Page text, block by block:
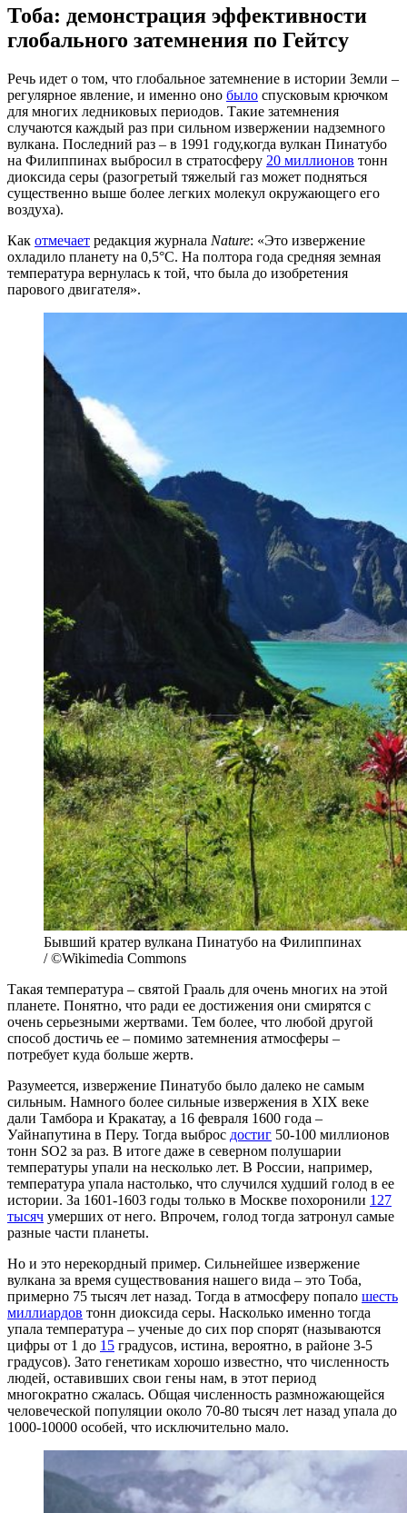
Тоба: демонстрация эффективности
глобального затемнения по Гейтсу
Речь идет о том, что глобальное затемнение в истории Земли –
регулярное явление, и именно оно было спусковым крючком
для многих ледниковых периодов. Такие затемнения
случаются каждый раз при сильном извержении надземного
вулкана. Последний раз – в 1991 году,когда вулкан Пинатубо
на Филиппинах выбросил в стратосферу 20 миллионов тонн
диоксида серы (разогретый тяжелый газ может подняться
существенно выше более легких молекул окружающего его
воздуха).
Как отмечает редакция журнала Nature: «Это извержение
охладило планету на 0,5°C. На полтора года средняя земная
температура вернулась к той, что была до изобретения
парового двигателя».
Бывший кратер вулкана Пинатубо на Филиппинах
/ ©Wikimedia Commons
Такая температура – святой Грааль для очень многих на этой
планете. Понятно, что ради ее достижения они смирятся с
очень серьезными жертвами. Тем более, что любой другой
способ достичь ее – помимо затемнения атмосферы –
потребует куда больше жертв.
Разумеется, извержение Пинатубо было далеко не самым
сильным. Намного более сильные извержения в XIX веке
дали Тамбора и Кракатау, а 16 февраля 1600 года –
Уайнапутина в Перу. Тогда выброс достиг 50-100 миллионов
тонн SO2 за раз. В итоге даже в северном полушарии
температуры упали на несколько лет. В России, например,
температура упала настолько, что случился худший голод в ее
истории. За 1601-1603 годы только в Москве похоронили 127
тысяч умерших от него. Впрочем, голод тогда затронул самые
разные части планеты.
Но и это нерекордный пример. Сильнейшее извержение
вулкана за время существования нашего вида – это Тоба,
примерно 75 тысяч лет назад. Тогда в атмосферу попало шесть
миллиардов тонн диоксида серы. Насколько именно тогда
упала температура – ученые до сих пор спорят (называются
цифры от 1 до 15 градусов, истина, вероятно, в районе 3-5
градусов). Зато генетикам хорошо известно, что численность
людей, оставивших свои гены нам, в этот период
многократно сжалась. Общая численность размножающейся
человеческой популяции около 70-80 тысяч лет назад упала до
1000-10000 особей, что исключительно мало.